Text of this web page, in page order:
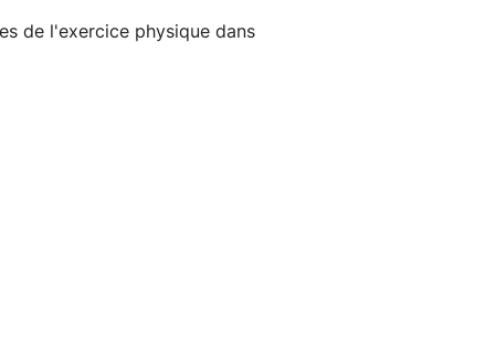
de l'exercice physique dans